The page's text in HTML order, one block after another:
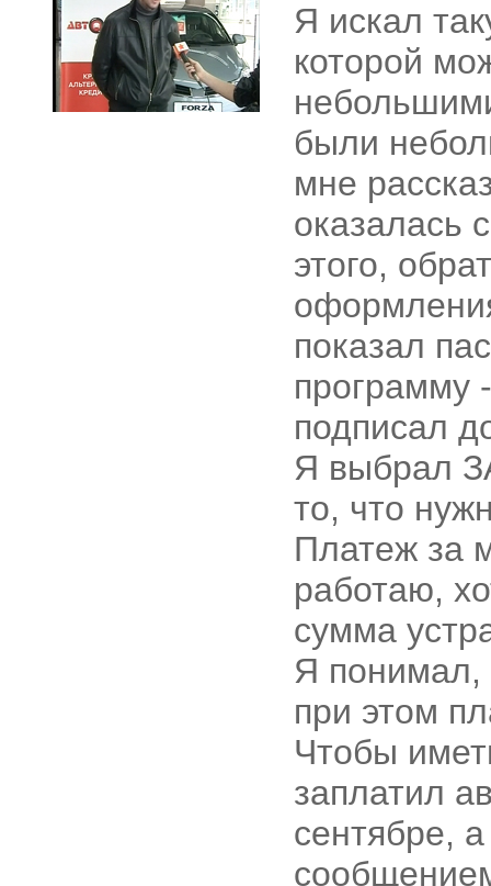
Я искал
которой
были
мне
оказалась
этого,
показал
программу
подписал
Я выбрал
то, что
Платеж за
работаю,
сумма
Я понимал,
при этом
Чтобы
заплатил
сентябре,